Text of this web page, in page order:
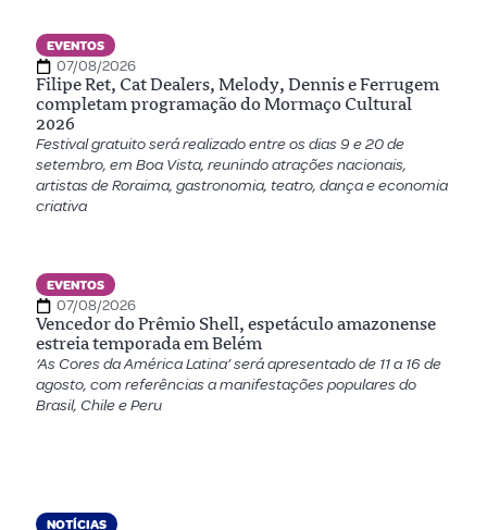
EVENTOS
07/08/2026
Filipe Ret, Cat Dealers, Melody, Dennis e Ferrugem
completam programação do Mormaço Cultural
2026
Festival gratuito será realizado entre os dias 9 e 20 de
setembro, em Boa Vista, reunindo atrações nacionais,
artistas de Roraima, gastronomia, teatro, dança e economia
criativa
EVENTOS
07/08/2026
Vencedor do Prêmio Shell, espetáculo amazonense
estreia temporada em Belém
‘As Cores da América Latina’ será apresentado de 11 a 16 de
agosto, com referências a manifestações populares do
Brasil, Chile e Peru
NOTÍCIAS